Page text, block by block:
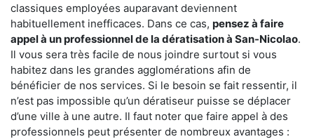
classiques employées auparavant deviennent
habituellement inefficaces. Dans ce cas, pensez à faire
appel à un professionnel de la dératisation à San-Nicolao.
Il vous sera très facile de nous joindre surtout si vous
habitez dans les grandes agglomérations afin de
bénéficier de nos services. Si le besoin se fait ressentir, il
n’est pas impossible qu’un dératiseur puisse se déplacer
d’une ville à une autre. Il faut noter que faire appel à des
professionnels peut présenter de nombreux avantages :